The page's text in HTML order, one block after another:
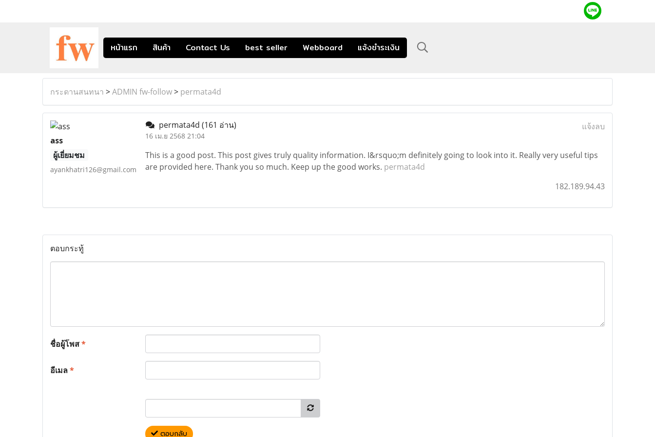
หน้าแรก สินค้า Contact Us best seller Webboard แจ้งชำระเงิน
กระดานสนทนา >ADMIN fw-follow> permata4d
ass
ผู้เยี่ยมชม
ayankhatri126@gmail.com
permata4d (161 อ่าน)
16 เม.ย 2568 21:04
แจ้งลบ
This is a good post. This post gives truly quality information. I&rsquo;m definitely going to look into it. Really very useful tips
are provided here. Thank you so much. Keep up the good works. permata4d
182.189.94.43
ตอบกระทู้
ชื่อผู้โพส*
อีเมล*
ตอบกลับ